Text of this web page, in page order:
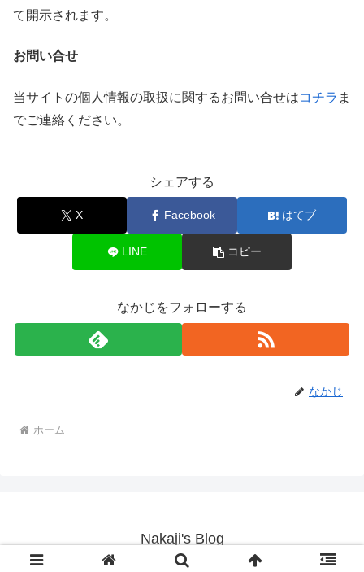
て開示されます。
お問い合せ
当サイトの個人情報の取扱に関するお問い合せはコチラ ま
でご連絡ください。
シェアする
X Facebook はてブ
LINE コピー
なかじをフォローする
なかじ
ホーム
Nakaji's Blog
© 2019 Nakaji's Blog.